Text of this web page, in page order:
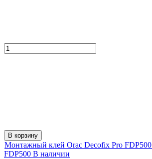
В корзину
Монтажный клей Orac Decofix Pro
FDP500 В наличии